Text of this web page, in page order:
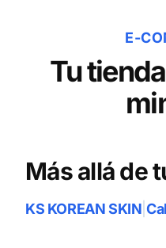
E-
Tu
Más allá de
KS KOREAN SKIN |